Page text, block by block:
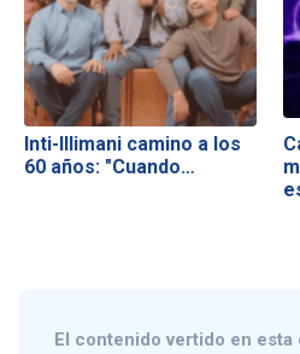
Inti-Illimani camino a los
60 años: "Cuando…
El contenido vertido en